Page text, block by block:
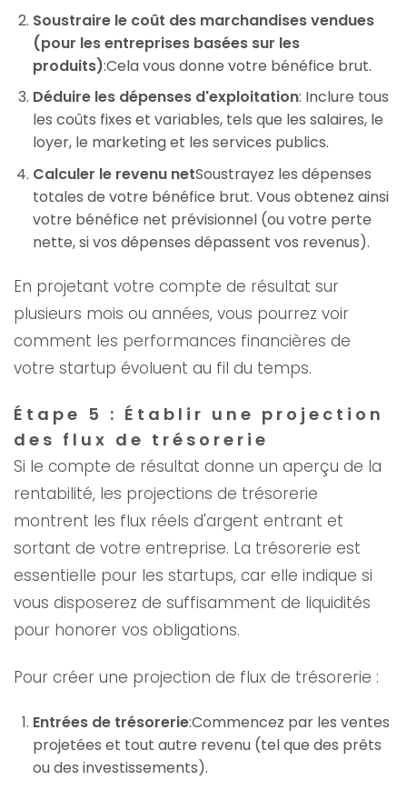
Soustraire le coût des marchandises vendues
(pour les entreprises basées sur les
produits):Cela vous donne votre bénéfice brut.
Déduire les dépenses d'exploitation: Inclure tous
les coûts fixes et variables, tels que les salaires, le
loyer, le marketing et les services publics.
Calculer le revenu netSoustrayez les dépenses
totales de votre bénéfice brut. Vous obtenez ainsi
votre bénéfice net prévisionnel (ou votre perte
nette, si vos dépenses dépassent vos revenus).
En projetant votre compte de résultat sur
plusieurs mois ou années, vous pourrez voir
comment les performances financières de
votre startup évoluent au fil du temps.
Étape 5 : Établir une projection
des flux de trésorerie
Si le compte de résultat donne un aperçu de la
rentabilité, les projections de trésorerie
montrent les flux réels d'argent entrant et
sortant de votre entreprise. La trésorerie est
essentielle pour les startups, car elle indique si
vous disposerez de suffisamment de liquidités
pour honorer vos obligations.
Pour créer une projection de flux de trésorerie :
Entrées de trésorerie:Commencez par les ventes
projetées et tout autre revenu (tel que des prêts
ou des investissements).